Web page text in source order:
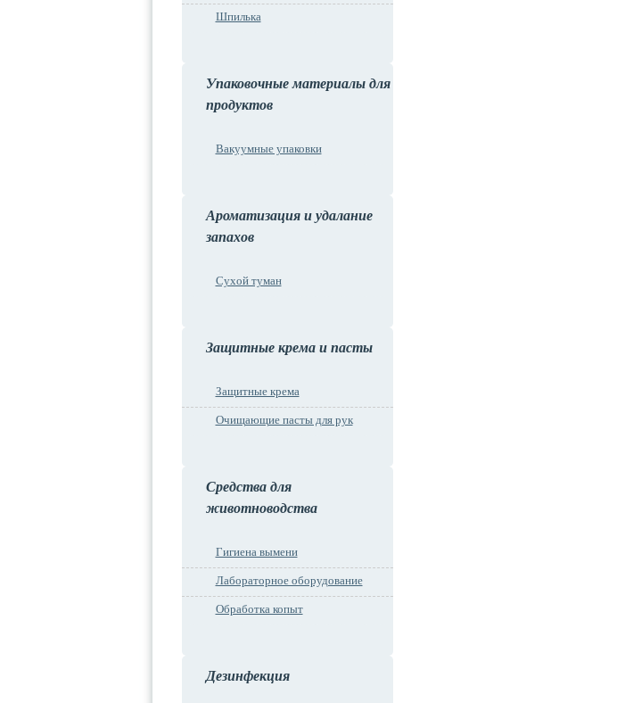
Шпилька
Упаковочные материалы для
продуктов
Вакуумные упаковки
Ароматизация и удалание
запахов
Сухой туман
Защитные крема и пасты
Защитные крема
Очищающие пасты для рук
Средства для
животноводства
Гигиена вымени
Лабораторное оборудование
Обработка копыт
Дезинфекция